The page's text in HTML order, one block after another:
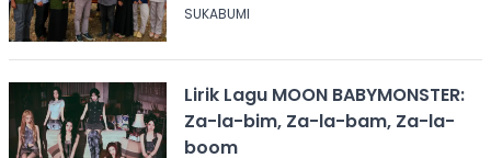
SUKABUMI
Lirik Lagu MOON BABYMONSTER:
Za-la-bim, Za-la-bam, Za-la-
boom